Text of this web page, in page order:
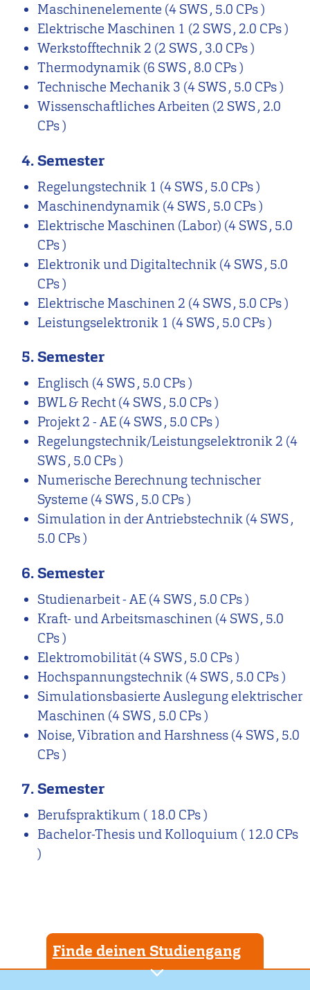
Maschinenelemente (4 SWS , 5.0 CPs )
Elektrische Maschinen 1 (2 SWS , 2.0 CPs )
Werkstofftechnik 2 (2 SWS , 3.0 CPs )
Thermodynamik (6 SWS , 8.0 CPs )
Technische Mechanik 3 (4 SWS , 5.0 CPs )
Wissenschaftliches Arbeiten (2 SWS , 2.0
CPs )
4. Semester
Regelungstechnik 1 (4 SWS , 5.0 CPs )
Maschinendynamik (4 SWS , 5.0 CPs )
Elektrische Maschinen (Labor) (4 SWS , 5.0
CPs )
Elektronik und Digitaltechnik (4 SWS , 5.0
CPs )
Elektrische Maschinen 2 (4 SWS , 5.0 CPs )
Leistungselektronik 1 (4 SWS , 5.0 CPs )
5. Semester
Englisch (4 SWS , 5.0 CPs )
BWL & Recht(4 SWS , 5.0 CPs )
Projekt 2 - AE (4 SWS , 5.0 CPs )
Regelungstechnik/Leistungselektronik 2 (4
SWS , 5.0 CPs )
Numerische Berechnung technischer
Systeme (4 SWS , 5.0 CPs )
Simulation in der Antriebstechnik (4 SWS ,
5.0 CPs )
6. Semester
Studienarbeit - AE (4 SWS , 5.0 CPs )
Kraft- und Arbeitsmaschinen (4 SWS , 5.0
CPs )
Elektromobilität(4 SWS , 5.0 CPs )
Hochspannungstechnik (4 SWS , 5.0 CPs )
Simulationsbasierte Auslegung elektrischer
Maschinen (4 SWS , 5.0 CPs )
Noise, Vibration and Harshness (4 SWS , 5.0
CPs )
7. Semester
Berufspraktikum ( 18.0 CPs )
Bachelor-Thesis und Kolloquium ( 12.0 CPs
)
Finde deinen Studiengang